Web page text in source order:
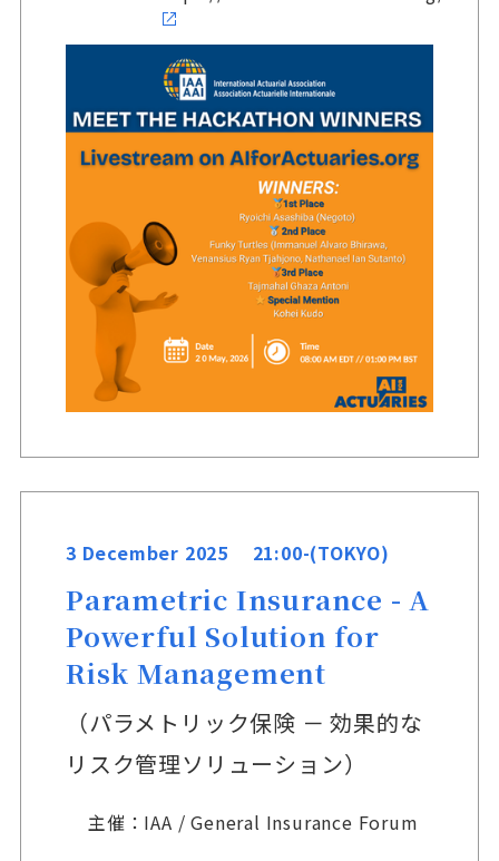
3 December 2025 21:00-(TOKYO)
Parametric Insurance - A
Powerful Solution for
Risk Management
（パラメトリック保険 － 効果的な
リスク管理ソリューション）
主催：IAA / General Insurance Forum